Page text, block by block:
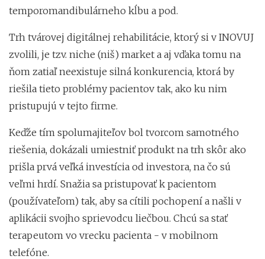
temporomandibulárneho kĺbu a pod.
Trh tvárovej digitálnej rehabilitácie, ktorý si v INOVUJ
zvolili, je tzv. niche (niš) market a aj vďaka tomu na
ňom zatiaľ neexistuje silná konkurencia, ktorá by
riešila tieto problémy pacientov tak, ako ku nim
pristupujú v tejto firme.
Keďže tím spolumajiteľov bol tvorcom samotného
riešenia, dokázali umiestniť produkt na trh skôr ako
prišla prvá veľká investícia od investora, na čo sú
veľmi hrdí. Snažia sa pristupovať k pacientom
(používateľom) tak, aby sa cítili pochopení a našli v
aplikácii svojho sprievodcu liečbou. Chcú sa stať
terapeutom vo vrecku pacienta - v mobilnom
telefóne.